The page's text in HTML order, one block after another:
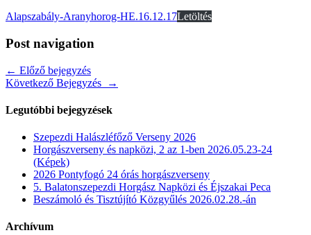
Alapszabály-Aranyhorog-HE.16.12.17Letöltés
Post navigation
← Előző bejegyzés
Következő Bejegyzés →
Legutóbbi bejegyzések
Szepezdi Halászléfőző Verseny 2026
Horgászverseny és napközi, 2 az 1-ben 2026.05.23-24
(Képek)
2026 Pontyfogó 24 órás horgászverseny
5. Balatonszepezdi Horgász Napközi és Éjszakai Peca
Beszámoló és Tisztújító Közgyűlés 2026.02.28.-án
Archívum